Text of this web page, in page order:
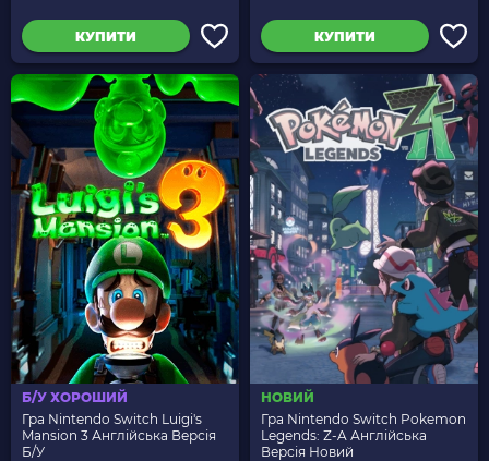
КУПИТИ КУПИТИ
Б/У ХОРОШИЙ
Гра Nintendo Switch Luigi's
Mansion 3 Англійська Версія
Б/У
НОВИЙ
Гра Nintendo Switch Pokemon
Legends: Z-A Англійська
Версія Новий